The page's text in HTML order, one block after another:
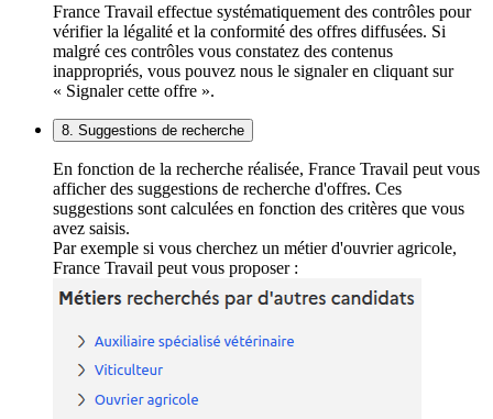
France Travail effectue systématiquement des contrôles pour
vérifier la légalité et la conformité des offres diffusées. Si
malgré ces contrôles vous constatez des contenus
inappropriés, vous pouvez nous le signaler en cliquant sur
« Signaler cette offre ».
8. Suggestions de recherche
En fonction de la recherche réalisée, France Travail peut vous
afficher des suggestions de recherche d'offres. Ces
suggestions sont calculées en fonction des critères que vous
avez saisis.
Par exemple si vous cherchez un métier d'ouvrier agricole,
France Travail peut vous proposer :